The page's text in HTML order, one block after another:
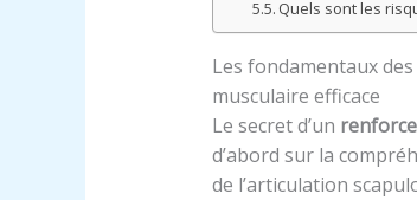
Quels sont les
Les fondamentaux
musculaire efficace
Le secret d’un
d’abord sur la
de l’articulation